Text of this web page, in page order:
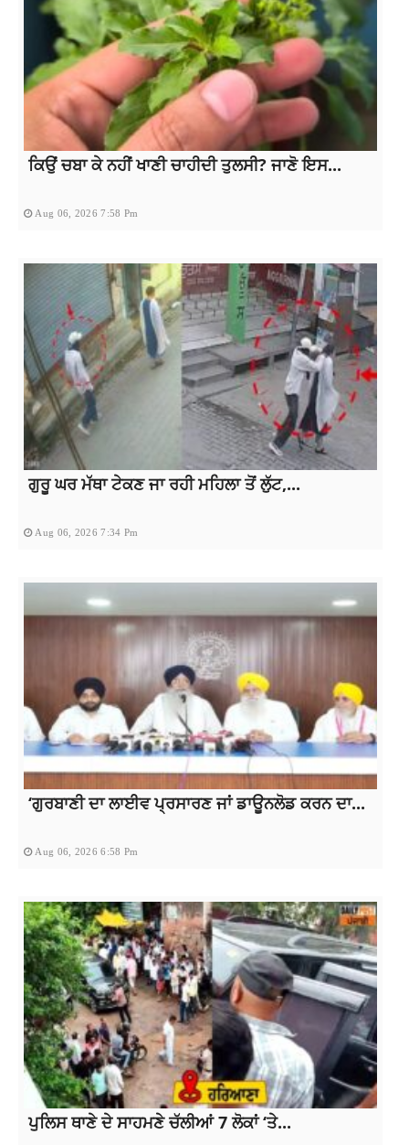
ਕਿਉਂ ਚਬਾ ਕੇ ਨਹੀਂ ਖਾਣੀ ਚਾਹੀਦੀ ਤੁਲਸੀ? ਜਾਣੋ ਇਸ...
Aug 06, 2026 7:58 Pm
ਗੁਰੂ ਘਰ ਮੱਥਾ ਟੇਕਣ ਜਾ ਰਹੀ ਮਹਿਲਾ ਤੋਂ ਲੁੱਟ,...
Aug 06, 2026 7:34 Pm
‘ਗੁਰਬਾਣੀ ਦਾ ਲਾਈਵ ਪ੍ਰਸਾਰਣ ਜਾਂ ਡਾਊਨਲੋਡ ਕਰਨ ਦਾ...
Aug 06, 2026 6:58 Pm
ਪੁਲਿਸ ਥਾਣੇ ਦੇ ਸਾਹਮਣੇ ਚੱਲੀਆਂ 7 ਲੋਕਾਂ ‘ਤੇ...